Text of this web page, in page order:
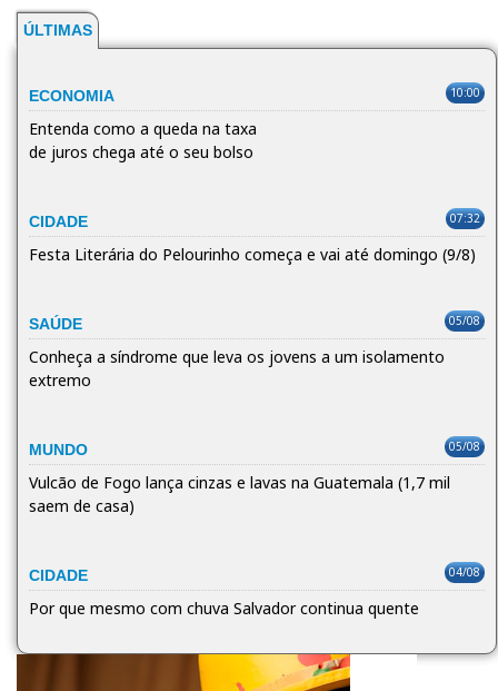
ÚLTIMAS
ECONOMIA 10:00
Entenda como a queda na taxa
de juros chega até o seu bolso
CIDADE 07:32
Festa Literária do Pelourinho começa e vai até domingo (9/8)
SAÚDE 05/08
Conheça a síndrome que leva os jovens a um isolamento
extremo
MUNDO 05/08
Vulcão de Fogo lança cinzas e lavas na Guatemala (1,7 mil
saem de casa)
CIDADE 04/08
Por que mesmo com chuva Salvador continua quente